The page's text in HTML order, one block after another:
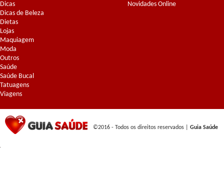
Dicas
Dicas de Beleza
Dietas
Lojas
Maquiagem
Moda
Outros
Saúde
Saúde Bucal
Tatuagens
Viagens
Novidades Online
©2016 - Todos os direitos reservados | Guia Saúde